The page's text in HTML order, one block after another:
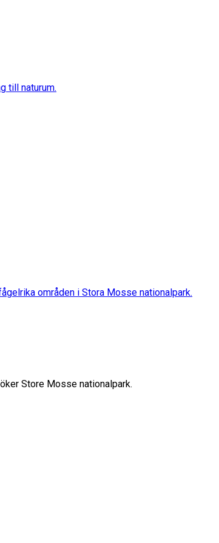
till naturum.
områden i Stora Mosse nationalpark.
Store Mosse nationalpark.